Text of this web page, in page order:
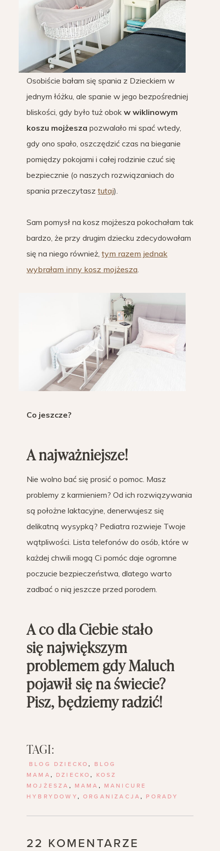
Osobiście bałam się spania z Dzieckiem w
jednym łóżku, ale spanie w jego bezpośredniej
bliskości, gdy było tuż obok w wiklinowym
koszu mojżesza pozwalało mi spać wtedy,
gdy ono spało, oszczędzić czas na bieganie
pomiędzy pokojami i całej rodzinie czuć się
bezpiecznie (o naszych rozwiązaniach do
spania przeczytasz tutaj).
Sam pomysł na kosz mojżesza pokochałam tak
bardzo, że przy drugim dziecku zdecydowałam
się na niego również, tym razem jednak
wybrałam inny kosz mojżesza.
Co jeszcze?
A najważniejsze!
Nie wolno bać się prosić o pomoc. Masz
problemy z karmieniem? Od ich rozwiązywania
są położne laktacyjne, denerwujesz się
delikatną wysypką? Pediatra rozwieje Twoje
wątpliwości. Lista telefonów do osób, które w
każdej chwili mogą Ci pomóc daje ogromne
poczucie bezpieczeństwa, dlatego warto
zadbać o nią jeszcze przed porodem.
A co dla Ciebie stało
się największym
problemem gdy Maluch
pojawił się na świecie?
Pisz, będziemy radzić!
TAGI:
BLOG DZIECKO,
BLOG
MAMA , DZIECKO,
KOSZ
MOJŻESZA , MAMA ,
MANICURE
HYBRYDOWY , ORGANIZACJA, PORADY
22 KOMENTARZE